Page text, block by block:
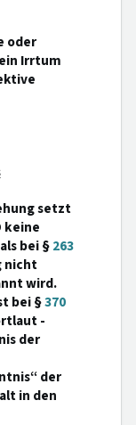
oder
Irrtum
setzt
keine
bei §263
nicht
wird.
bei §370
-
der
der
in den